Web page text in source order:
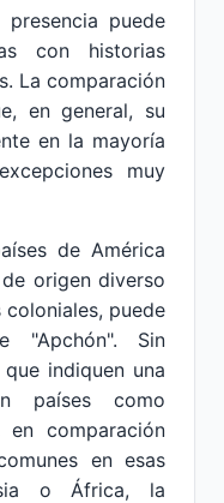
puede
con historias
La comparación
en general, su
en la mayoría
muy
de América
origen diverso
puede
"Apchón". Sin
indiquen una
países como
en comparación
en esas
o África, la